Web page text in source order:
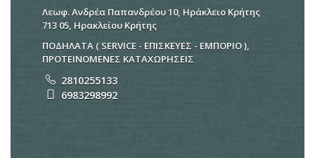
Λεωφ. Ανδρέα Παπανδρέου 10, Ηράκλειο Κρήτης
713 05, Ηρακλείου Κρήτης
ΠΟΔΗΛΑΤΑ ( SERVICE - ΕΠΙΣΚΕΥΕΣ - ΕΜΠΟΡΙΟ ),
ΠΡΟΤΕΙΝΟΜΕΝΕΣ ΚΑΤΑΧΩΡΗΣΕΙΣ
2810255133
6983298992